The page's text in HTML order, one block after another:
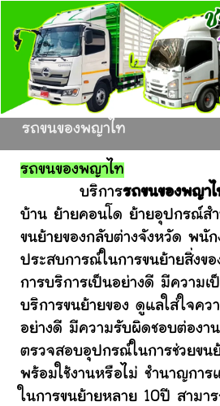
รถขนของพญาไท
รถขนของพญาไท
บริการรถขนของพญา
บ้าน ย้ายคอนโด ย้ายอุปกรณ์ส
ขนย้ายของกลับต่างจังหวัด พนั
ประสบการณ์ในการขนย้ายสิ่งข
การบริการเป็นอย่างดี มีความเ
บริการขนย้ายของ ดูแลใส่ใจค
อย่างดี มีความรับผิดชอบต่องา
ตรวจสอบอุปกรณ์ในการช่วยขน
พร้อมใช้งานหรือไม่ ชำนาญกา
ในการขนย้ายหลาย 10ปี สาม